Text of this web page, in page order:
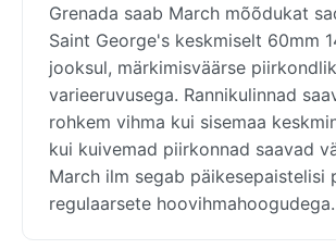
Grenada saab March mõõdukat
Saint George's keskmiselt 60mm
jooksul, märkimisväärse
varieeruvusega. Rannikulinnad
rohkem vihma kui sisemaa
kui kuivemad piirkonnad saavad
March ilm segab päikesepaistelisi
regulaarsete hoovihmahoogudega.